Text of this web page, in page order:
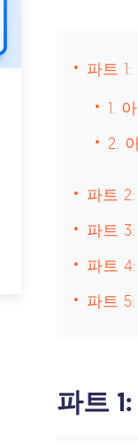
파트
1.
2.
파트
파트
파트
파트
파트